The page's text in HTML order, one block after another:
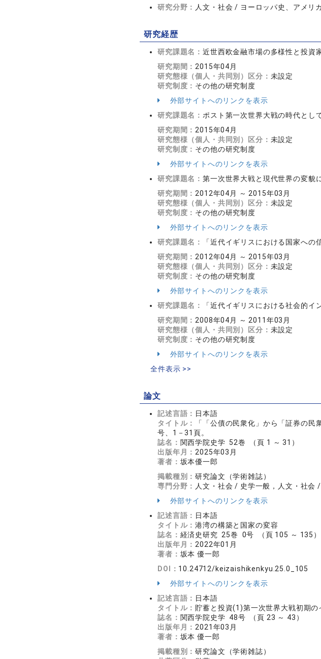
研究分野： 人文・社会 / ヨーロッパ史、アメリ
研究経歴
研究課題名：近世西欧金融市場の多様性と投資
研究期間： 2015年04月
研究態様（個人・共同別）区分： 未設定
研究制度： その他の研究制度
外部サイトへのリンクを表示
研究課題名： ポスト第一次世界大戦の時代とし
研究期間： 2015年04月
研究態様（個人・共同別）区分： 未設定
研究制度： その他の研究制度
外部サイトへのリンクを表示
研究課題名：第一次世界大戦と現代世界の変貌
研究期間： 2012年04月 ～ 2015年03月
研究態様（個人・共同別）区分： 未設定
研究制度： その他の研究制度
外部サイトへのリンクを表示
研究課題名：
「近代イギリスにおける国家への
研究期間： 2012年04月 ～ 2015年03月
研究態様（個人・共同別）区分： 未設定
研究制度： その他の研究制度
外部サイトへのリンクを表示
研究課題名：
「近代イギリスにおける社会的イ
研究期間： 2008年04月 ～ 2011年03月
研究態様（個人・共同別）区分： 未設定
研究制度： その他の研究制度
外部サイトへのリンクを表示
全件表示 >>
論文
記述言語： 日本語
タイトル：
「「公債の民衆化」から「証券の
号、1－31頁。
誌名： 関西学院史学 52巻 （頁 1 ～ 31）
出版年月： 2025年03月
著者： 坂本優一郎
掲載種別：研究論文（学術雑誌）
専門分野： 人文・社会 / 史学一般，人文・社会
外部サイトへのリンクを表示
記述言語： 日本語
タイトル：港湾の構築と国家の変容
誌名： 経済史研究 25巻 0号 （頁 105 ～ 135）
出版年月： 2022年01月
著者： 坂本 優一郎
DOI： 10.24712/keizaishikenkyu.25.0_105
外部サイトへのリンクを表示
記述言語： 日本語
タイトル： 貯蓄と投資(1)第一次世界大戦初期
誌名： 関西学院史学 48号 （頁 23 ～ 43）
出版年月： 2021年03月
著者： 坂本 優一郎
掲載種別：研究論文（学術雑誌）